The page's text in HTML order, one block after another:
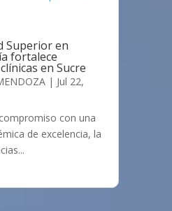
Superior en
fortalece
en Sucre
| Jul 22,
con una
de excelencia, la